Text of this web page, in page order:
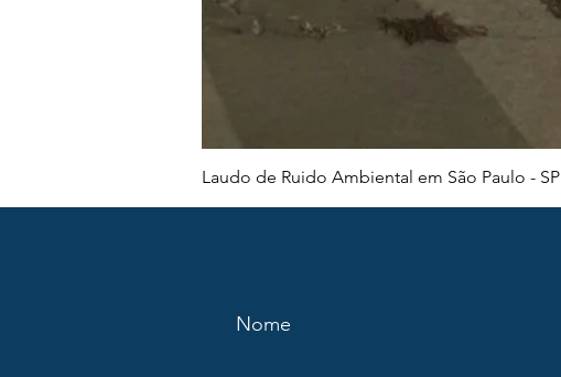
Laudo de Ruido Ambiental em São Paulo - SP
Nome